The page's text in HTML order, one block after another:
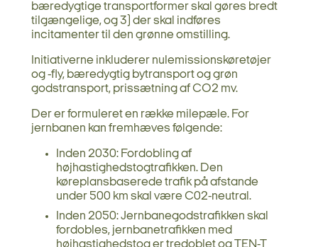
bæredygtige transportformer skal gøres bredt
tilgængelige, og 3) der skal indføres
incitamenter til den grønne omstilling.
Initiativerne inkluderer nulemissionskøretøjer
og -fly, bæredygtig bytransport og grøn
godstransport, prissætning af CO2 mv.
Der er formuleret en række milepæle. For
jernbanen kan fremhæves følgende:
Inden 2030: Fordobling af
højhastighedstogtrafikken. Den
køreplansbaserede trafik på afstande
under 500 km skal være C02-neutral.
Inden 2050: Jernbanegodstrafikken skal
fordobles, jernbanetrafikken med
højhastighedstog er tredoblet og TEN-T